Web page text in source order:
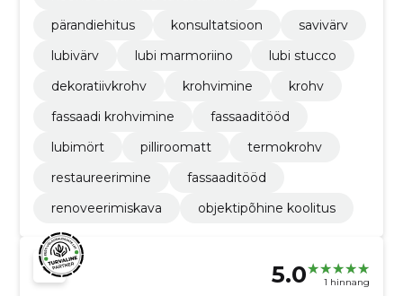
pärandiehitus
konsultatsioon
savivärv
lubivärv
lubi marmoriino
lubi stucco
dekoratiivkrohv
krohvimine
krohv
fassaadi krohvimine
fassaaditööd
lubimört
pilliroomatt
termokrohv
restaureerimine
fassaaditööd
renoveerimiskava
objektipõhine koolitus
5.0 1 hinnang